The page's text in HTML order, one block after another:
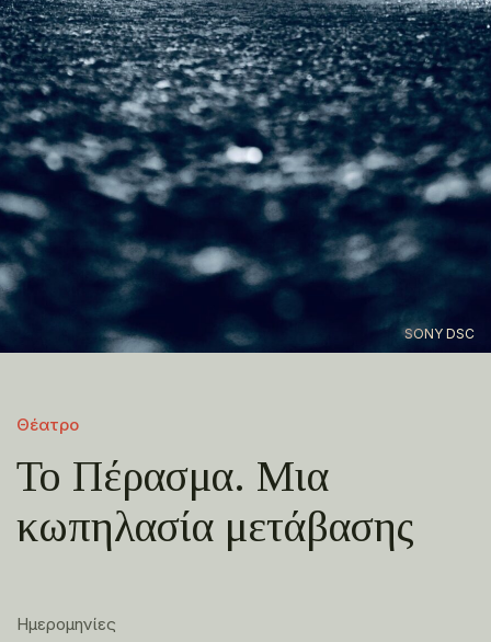
SONY DSC
Θέατρο
Το Πέρασμα. Μια
κωπηλασία μετάβασης
Ημερομηνίες